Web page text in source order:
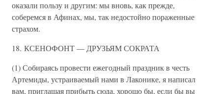
оказали пользу и другим: мы вновь, как прежде,
соберемся в Афинах, мы, так недостойно пораженные
страхом.
18. КСЕНОФОНТ — ДРУЗЬЯМ СОКРАТА
(1) Собираясь провести ежегодный праздник в честь
Артемиды, устраиваемый нами в Лаконике, я написал
вам, приглашая прибыть сюда, хорошо бы, если бы вы